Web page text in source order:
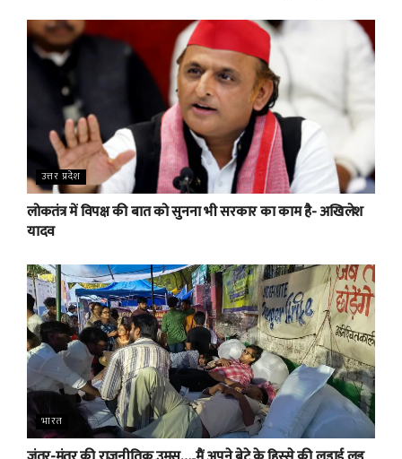
उत्तर प्रदेश
लोकतंत्र में विपक्ष की बात को सुनना भी सरकार का काम है- अखिलेश
यादव
भारत